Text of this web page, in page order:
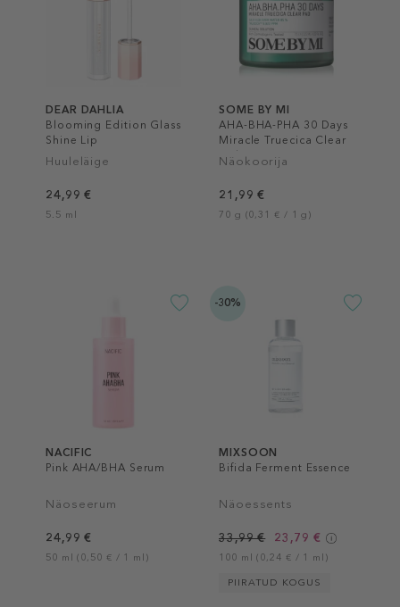
DEAR DAHLIA
Blooming Edition Glass
Shine Lip
Huuleläige
24,99 €
5.5 ml
SOME BY MI
AHA-BHA-PHA 30 Days
Miracle Truecica Clear
Pad
Näokoorija
21,99 €
70 g (0,31 € / 1 g)
NACIFIC
Pink AHA/BHA Serum
Näoseerum
24,99 €
50 ml (0,50 € / 1 ml)
-30%
MIXSOON
Bifida Ferment Essence
Näoessents
33,99 € 23,79 €
100 ml (0,24 € / 1 ml)
PIIRATUD KOGUS